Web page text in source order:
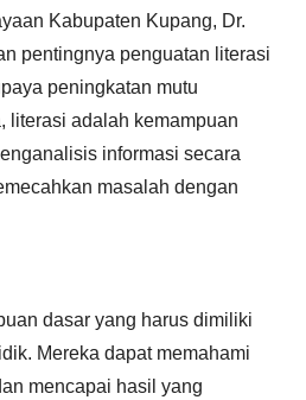
Kabupaten Kupang, Dr.
pentingnya penguatan literasi
peningkatan mutu
literasi adalah kemampuan
informasi secara
masalah dengan
dasar yang harus dimiliki
Mereka dapat memahami
mencapai hasil yang